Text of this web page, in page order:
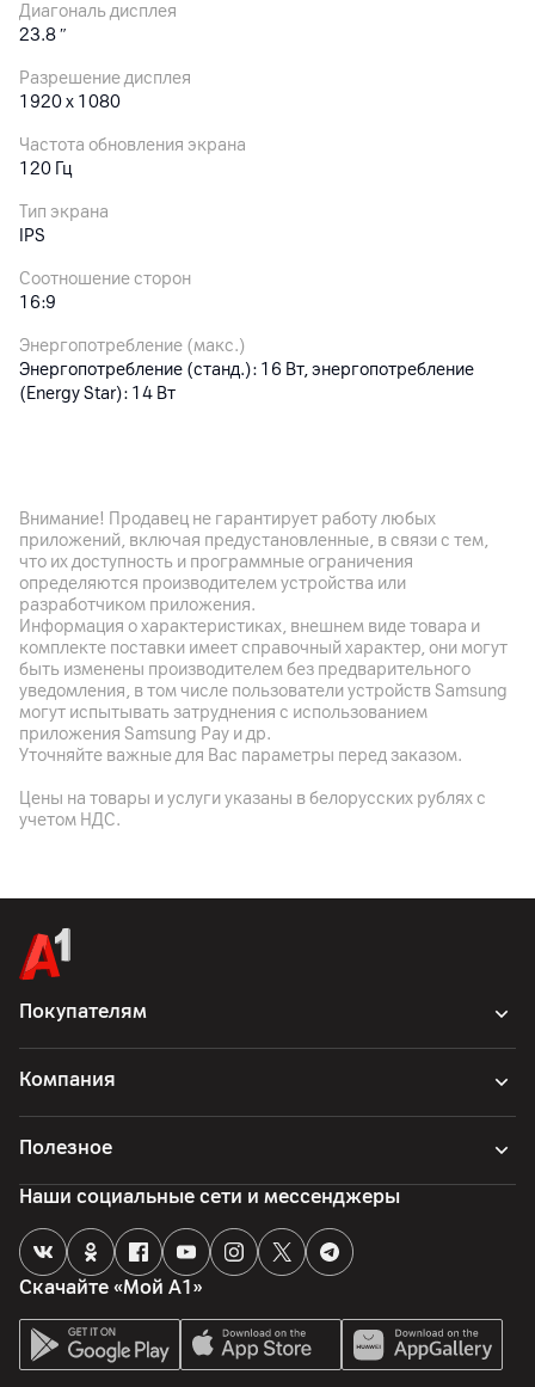
Диагональ дисплея
23.8″
Разрешение дисплея
1920 x 1080
Частота обновления экрана
120 Гц
Тип экрана
IPS
Соотношение сторон
16:9
Энергопотребление (макс.)
Энергопотребление (станд.): 16 Вт, энергопотребление
(Energy Star): 14 Вт
HDR 10, отображаемые цвета: 16.7 млн, яркость: 300 кд/м²
(станд.), цветовой охват (станд.): sRGB 99%, глубина цвета
матрицы: 8бит (6 бит+FRC), cтатическая контрастность
(станд.): 1500:1; время отклика: 5 мс (GtG), угол обзора:
178º (Г) / 178º (В), NVIDIA G-SYNC Compatible, FreeSync,
сертификат TUV 5 Star Eye Comfort; макс. частота
обновления в разгоне: 144 Гц, по умолчанию: 120 Гц
Корпус
1 x HDMI 2.0, 1 x DisplayPort 1.4, выход на наушники: 3-
полосный (только звук)
Регулировка угла наклона: -5° ~ +20°
Габариты
C подставкой: 539.4 x 412 x 220 мм, без подставки: 539.4 x
317.1 x 38.7 мм
3.3кг
2.4кг
100 x 100 мм
Другие характеристики
Гарантия
24мес.
Импортер
Внимание! Продавец не гарантирует работу любых
приложений, включая предустановленные, в связи с тем,
что их доступность и программные ограничения
определяются производителем устройства или
разработчиком приложения.
Информация о характеристиках, внешнем виде товара и
комплекте поставки имеет справочный характер, они могут
быть изменены производителем без предварительного
уведомления, в том числе пользователи устройств Samsung
могут испытывать затруднения с использованием
приложения Samsung Pay и др.
Уточняйте важные для Вас параметры перед заказом.
Цены на товары и услуги указаны в белорусских рублях с
учетом НДС.
Покупателям
Компания
Полезное
Скачайте «Мой А1»
Наши социальные сети и мессенджеры